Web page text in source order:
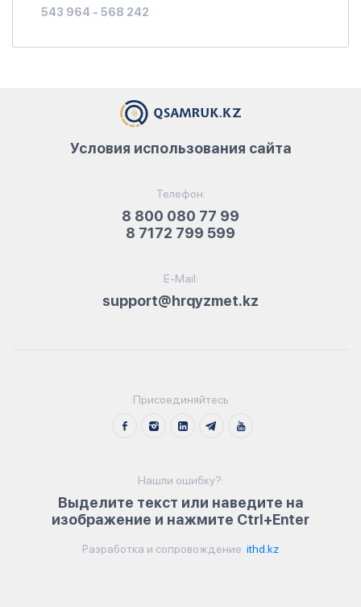
543 964 - 568 242
Телефон:
8 800 080 77 99
8 7172 799 599
E-Mail:
support@hrqyzmet.kz
Условия использования сайта
Присоединяйтесь
Нашли ошибку?:
Выделите текст или наведите на
изображение и нажмите Ctrl+Enter
Разработка и сопровождение ithd.kz